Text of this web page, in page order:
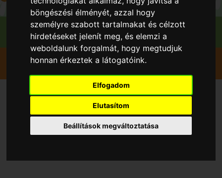
böngészési élményét, azzal hogy
személyre szabott tartalmakat és célzott
hirdetéseket jelenít meg, és elemzi a
weboldalunk forgalmát, hogy megtudjuk
honnan érkeztek a látogatóink.
Elfogadom
Elutasítom
Beállítások megváltoztatása
Gyümölcsök
Dió